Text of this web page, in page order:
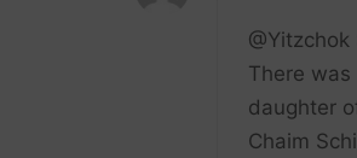
@Yitzchok
There
daughter
Chaim